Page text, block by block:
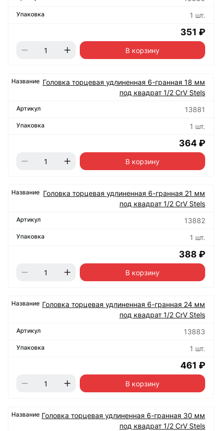
1 шт.
351 ₽
В корзину
Головка торцевая удлиненная 6-гранная 18 мм
под квадрат 1/2 CrV Stels
13881
1 шт.
364 ₽
В корзину
Головка торцевая удлиненная 6-гранная 21 мм
под квадрат 1/2 CrV Stels
13882
1 шт.
388 ₽
В корзину
Головка торцевая удлиненная 6-гранная 24 мм
под квадрат 1/2 CrV Stels
13883
1 шт.
461 ₽
В корзину
Головка торцевая удлиненная 6-гранная 30 мм
под квадрат 1/2 CrV Stels